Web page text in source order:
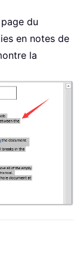
du
en notes de
la